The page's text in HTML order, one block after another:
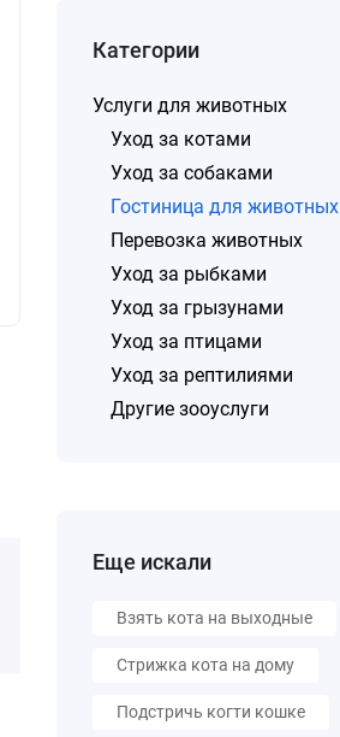
Категории
Услуги для животных
Уход за котами
Уход за собаками
Гостиница для животных
Перевозка животных
Уход за рыбками
Уход за грызунами
Уход за птицами
Уход за рептилиями
Другие зооуслуги
Еще искали
Взять кота на выходные
Стрижка кота на дому
Подстричь когти кошке